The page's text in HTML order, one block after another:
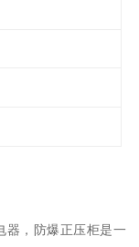
器，防爆正压柜是一